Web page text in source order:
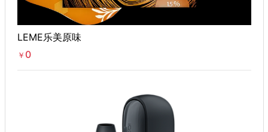
LEME乐美原味
￥ 0